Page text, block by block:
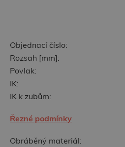
Objednací číslo:
Rozsah [mm]:
Povlak:
IK:
IK k zubům:
Řezné podmínky
Obráběný materiál: